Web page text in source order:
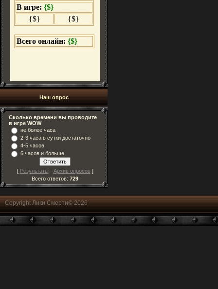
Наш опрос
Сколько времени вы проводите
в игре WOW
не более часа
2-3 часа в сутки достаточно
4-5 часов
6 часов и больше
[ Результаты · Архив опросов ]
Всего ответов: 729
Copyright Лики Смерти© 2026